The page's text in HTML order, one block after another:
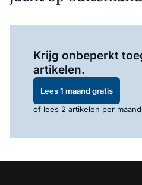
Krijg onbeperkt
artikelen.
Lees 1 maand gratis
of lees 2 artikelen per maand